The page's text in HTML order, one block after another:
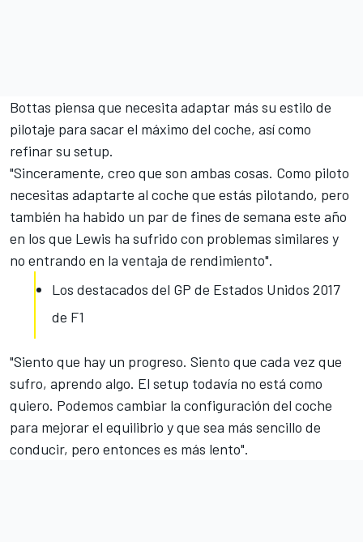
Bottas piensa que necesita adaptar más su estilo de
pilotaje para sacar el máximo del coche, así como
refinar su setup.
"Sinceramente, creo que son ambas cosas. Como piloto
necesitas adaptarte al coche que estás pilotando, pero
también ha habido un par de fines de semana este año
en los que Lewis ha sufrido con problemas similares y
no entrando en la ventaja de rendimiento".
Los destacados del GP de Estados Unidos 2017
de F1
"Siento que hay un progreso. Siento que cada vez que
sufro, aprendo algo. El setup todavía no está como
quiero. Podemos cambiar la configuración del coche
para mejorar el equilibrio y que sea más sencillo de
conducir, pero entonces es más lento".